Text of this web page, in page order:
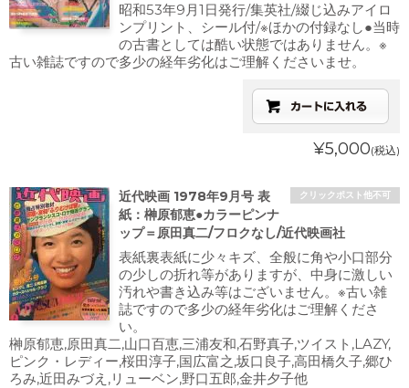
昭和53年9月1日発行/集英社/綴じ込みアイロ
ンプリント、シール付/※ほかの付録なし●当時
の古書としては酷い状態ではありません。※
古い雑誌ですので多少の経年劣化はご理解くださいませ。
¥5,000(税込)
クリックポスト他不可
近代映画 1978年9月号 表
紙：榊原郁恵●カラーピンナ
ップ＝原田真二/フロクなし/近代映画社
表紙裏表紙に少々キズ、全般に角や小口部分
の少しの折れ等がありますが、中身に激しい
汚れや書き込み等はございません。※古い雑
誌ですので多少の経年劣化はご理解くださ
い。
榊原郁恵,原田真二,山口百恵,三浦友和,石野真子,ツイスト,LAZY,
ピンク・レディー,桜田淳子,国広富之,坂口良子,高田橋久子,郷ひ
ろみ,近田みづえ,リューベン,野口五郎,金井夕子他